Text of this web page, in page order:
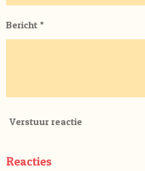
Bericht *
Verstuur reactie
Reacties